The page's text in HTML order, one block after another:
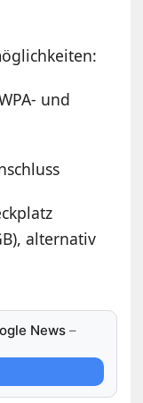
und
alternativ
News –